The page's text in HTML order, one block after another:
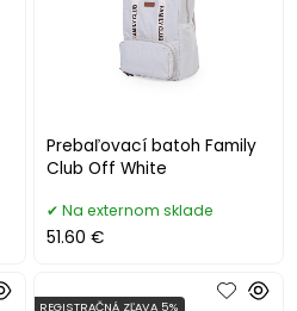
Prebaľovací batoh Family
Club Off White
Na externom sklade
51.60 €
REGISTRAČNÁ ZĽAVA 5%